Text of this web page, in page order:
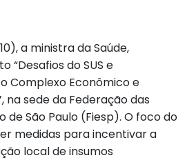
a ministra da Saúde,
“Desafios do SUS e
Complexo Econômico e
na sede da Federação das
de São Paulo (Fiesp). O foco do
medidas para incentivar a
local de insumos